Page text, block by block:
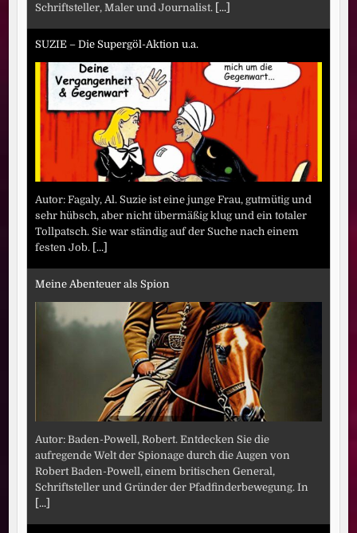
Schriftsteller, Maler und Journalist. [...]
SUZIE – Die Supergöl-Aktion u.a.
Autor: Fagaly, Al. Suzie ist eine junge Frau, gutmütig und
sehr hübsch, aber nicht übermäßig klug und ein totaler
Tollpatsch. Sie war ständig auf der Suche nach einem
festen Job. [...]
Meine Abenteuer als Spion
Autor: Baden-Powell, Robert. Entdecken Sie die
aufregende Welt der Spionage durch die Augen von
Robert Baden-Powell, einem britischen General,
Schriftsteller und Gründer der Pfadfinderbewegung. In
[...]